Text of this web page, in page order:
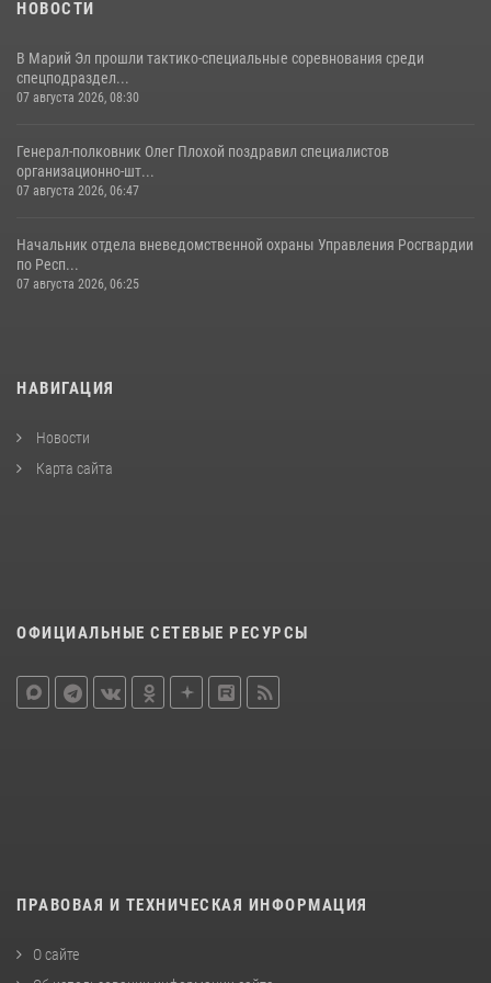
НОВОСТИ
В Марий Эл прошли тактико-специальные соревнования среди
спецподраздел...
07 августа 2026, 08:30
Генерал-полковник Олег Плохой поздравил специалистов
организационно-шт...
07 августа 2026, 06:47
Начальник отдела вневедомственной охраны Управления Росгвардии
по Респ...
07 августа 2026, 06:25
НАВИГАЦИЯ
Новости
Карта сайта
ОФИЦИАЛЬНЫЕ СЕТЕВЫЕ РЕСУРСЫ
ПРАВОВАЯ И ТЕХНИЧЕСКАЯ ИНФОРМАЦИЯ
О сайте